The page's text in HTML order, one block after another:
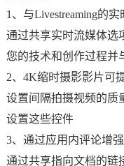
1、与Livestreaming的实
通过共享实时流媒体选
您的技术和创作过程并
2、4K缩时摄影影片可
设置间隔拍摄视频的质
设置这些控件
3、通过应用内评论增
通过共享指向文档的链